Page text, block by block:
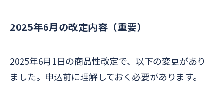
2025年6月の改定内容（重要）
2025年6月1日の商品性改定で、以下の変更があり
ました。申込前に理解しておく必要があります。